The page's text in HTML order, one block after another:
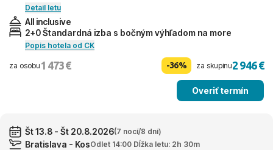
Detail letu
All inclusive
2+0 Štandardná izba s bočným výhľadom na more
Popis hotela od CK
za osobu 1 473 € -36% za skupinu2 946 €
Overiť termín
Št 13.8 - Št 20.8.2026(7 nocí/8 dní)
Bratislava - KosOdlet 14:00 Dĺžka letu: 2h 30m